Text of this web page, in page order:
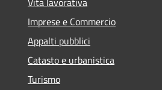
Imprese e Commercio
Appalti pubblici
Catasto e urbanistica
Turismo